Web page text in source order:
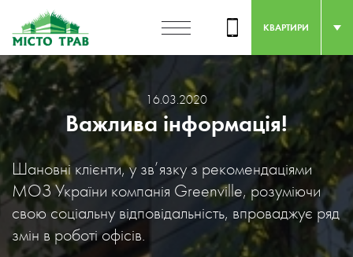
КВАРТИРИ
16.03.2020
Важлива інформація!
Шановні клієнти, у зв’язку з рекомендаціями
МОЗ України компанія Greenville, розуміючи
свою соціальну відповідальність, впроваджує ряд
змін в роботі офісів.